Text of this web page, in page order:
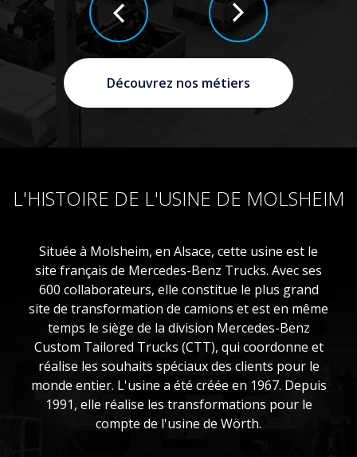
Découvrez nos métiers
L'HISTOIRE DE L'USINE DE MOLSHEIM
Située à Molsheim, en Alsace, cette usine est le
site français de Mercedes-Benz Trucks. Avec ses
600 collaborateurs, elle constitue le plus grand
site de transformation de camions et est en même
temps le siège de la division Mercedes-Benz
Custom Tailored Trucks (CTT), qui coordonne et
réalise les souhaits spéciaux des clients pour le
monde entier. L'usine a été créée en 1967. Depuis
1991, elle réalise les transformations pour le
compte de l'usine de Wörth.